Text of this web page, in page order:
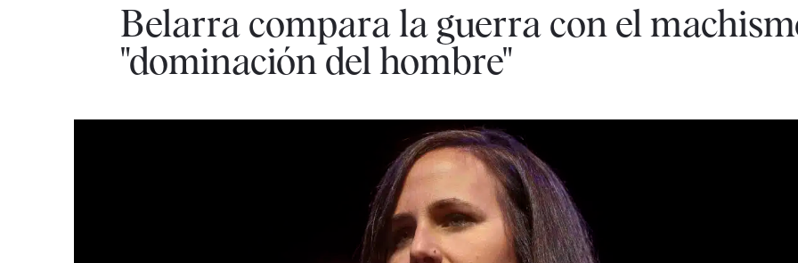
Belarra compara la guerra con el
"dominación del hombre"